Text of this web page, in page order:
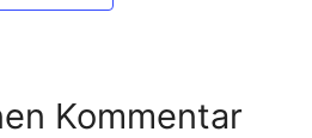
Kommentar